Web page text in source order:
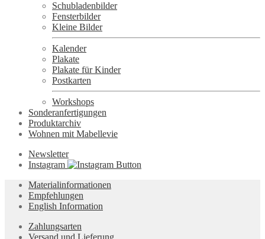
Schubladenbilder
Fensterbilder
Kleine Bilder
Kalender
Plakate
Plakate für Kinder
Postkarten
Workshops
Sonderanfertigungen
Produktarchiv
Wohnen mit Mabellevie
Newsletter
Instagram
Materialinformationen
Empfehlungen
English Information
Zahlungsarten
Versand und Lieferung